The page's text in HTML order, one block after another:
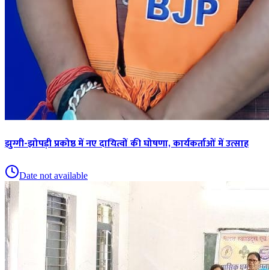
झुग्गी-झोपड़ी प्रकोष्ठ में नए दायित्वों की घोषणा, कार्यकर्ताओं में उत्साह
Date not available